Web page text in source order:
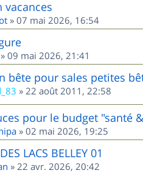
vacances
» 07 mai 2026, 16:54
» 09 mai 2026, 21:41
bête pour sales petites
» 22 août 2011, 22:58
pour le budget "santé
» 02 mai 2026, 19:25
LACS BELLEY 01
» 22 avr. 2026, 20:42